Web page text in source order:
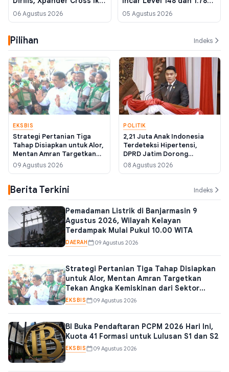
Naik
06 Agustus 2026
Pekan Ini
05 Agustus 2026
Pilihan Indeks
EKSBIS
Strategi Pertanian Tiga
Tahap Disiapkan untuk Alor,
Mentan Amran Targetkan
Tekan Angka Kemiskinan
dari Sektor Pangan
09 Agustus 2026
POLITIK
2,21 Juta Anak Indonesia
Terdeteksi Hipertensi,
DPRD Jatim Dorong
Regulasi Label Gizi Wajib
08 Agustus 2026
Berita Terkini Indeks
Pemadaman Listrik di Banjarmasin 9
Agustus 2026, Wilayah Kelayan
Terdampak Mulai Pukul 10.00 WITA
DAERAH 09 Agustus 2026
Strategi Pertanian Tiga Tahap Disiapkan
untuk Alor, Mentan Amran Targetkan
Tekan Angka Kemiskinan dari Sektor
Pangan
EKSBIS 09 Agustus 2026
BI Buka Pendaftaran PCPM 2026 Hari Ini,
Kuota 41 Formasi untuk Lulusan S1 dan S2
EKSBIS 09 Agustus 2026